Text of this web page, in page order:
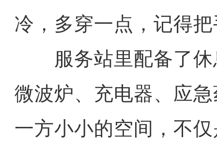
冷，多穿一点，记得
服务站里配备了休
微波炉、充电器、应
一方小小的空间，不